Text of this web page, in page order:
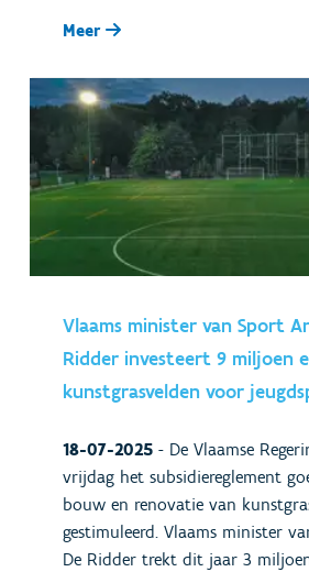
Meer
Vlaams minister van Sport
Ridder investeert 9 miljoen
kunstgrasvelden voor
18-07-2025 - De Vlaamse
vrijdag het subsidiereglement
bouw en renovatie van
gestimuleerd. Vlaams minister
De Ridder trekt dit jaar 3